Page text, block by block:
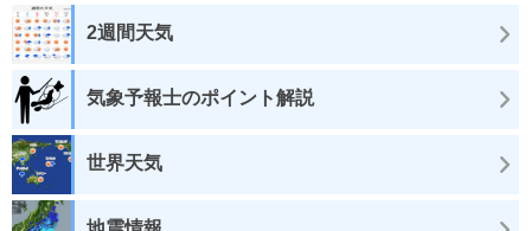
2週間天気
気象予報士のポイント解説
世界天気